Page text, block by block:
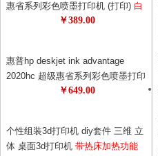
惠省系列彩色喷墨打印机 (打印) 白
色外观，更美观！打印机也可以时
￥389.00
惠普hp deskjet ink advantage
2020hc 超级惠省系列彩色喷墨打印
惠普超级惠省系列打印机！78元
￥649.00
个性组装3d打印机 diy套件 三维 立
体 桌面3d打印机 带热床加热功能